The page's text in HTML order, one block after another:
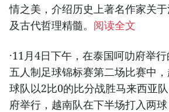
情之美，介绍历史上著名作家关
及古代哲理精髓。 阅读全文
·11月4日下午，在泰国呵叻府举
五人制足球锦标赛第二场比赛中
球队以2比0的比分战胜马来西亚
府举行，越南队在下半场打入两